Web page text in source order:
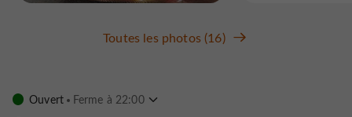
Toutes les photos (16)
Ouvert Ferme à 22:00